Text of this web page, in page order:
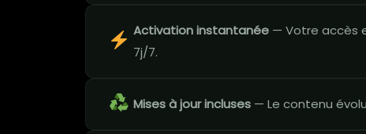
Activation instantanée — Votre accès
7j/7.
Mises à jour incluses — Le contenu